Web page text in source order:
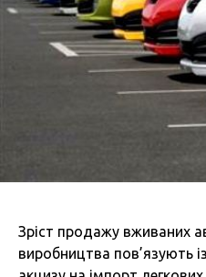
Зріст продажу вживаних
виробництва пов’язують